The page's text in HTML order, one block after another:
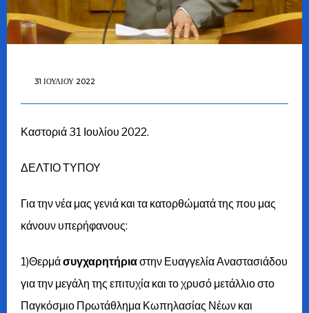
31 ΙΟΥΛΊΟΥ 2022
Καστοριά 31 Ιουλίου 2022.
ΔΕΛΤΙΟ ΤΥΠΟΥ
Για την νέα μας γενιά και τα κατορθώματά της που μας
κάνουν υπερήφανους:
1)Θερμάσυγχαρητήριαστην Ευαγγελία Αναστασιάδου
για την μεγάλη της επιτυχία και το χρυσό μετάλλιο στο
Παγκόσμιο Πρωτάθλημα Κωπηλασίας Νέων και